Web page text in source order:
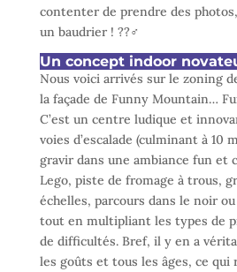
contenter de prendre des
un baudrier ! ??‍♂️
Un concept indoor
Nous voici arrivés sur le zoning
la façade de Funny Mountain…
C’est un centre ludique et
voies d’escalade (culminant à 10
gravir dans une ambiance fun et
Lego, piste de fromage à trous,
échelles, parcours dans le noir
tout en multipliant les types de
de difficultés. Bref, il y en a
les goûts et tous les âges, ce qui